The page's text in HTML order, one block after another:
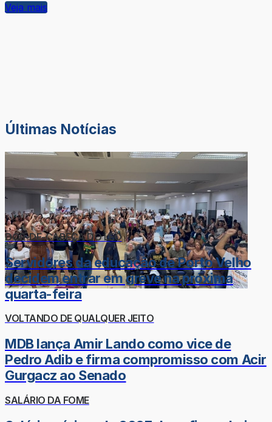
Veja mais
Últimas Notícias
DOR-DE-CABEÇA DO LÉO
Servidores da educação de Porto Velho
decidem entrar em greve na próxima
quarta-feira
VOLTANDO DE QUALQUER JEITO
MDB lança Amir Lando como vice de
Pedro Adib e firma compromisso com Acir
Gurgacz ao Senado
SALÁRIO DA FOME